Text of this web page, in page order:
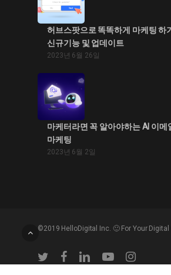
허브스팟으로 똑똑하게 마케팅 하
신규기능 및 업데이트
2023년 6월 26일
마케터라면 꼭 알아야하는 AI 이메
마케팅
2023년 6월 2일
©2019 HelloDigital Inc. 🙂 For Your Digital
twitter facebooklinkedinyoutubeinstagram